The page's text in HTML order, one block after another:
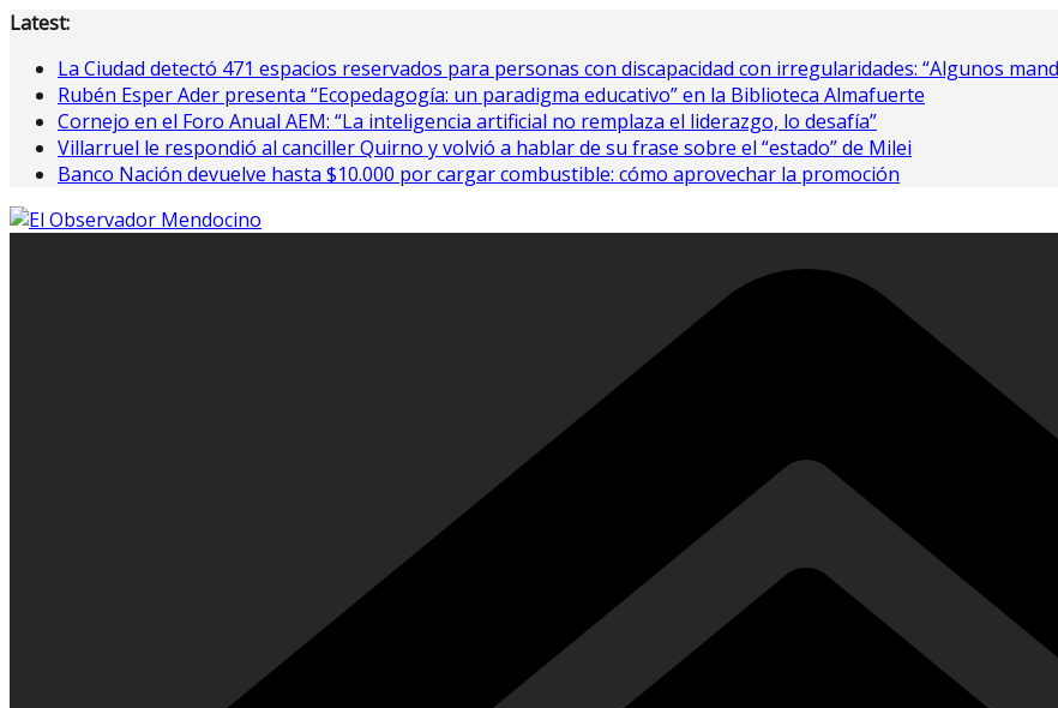
Saltar
contenido
Latest:
La Ciudad detectó 471 espacios reservados para personas con discapacidad con irregularidades: “Algunos
Rubén Esper Ader presenta “Ecopedagogía: un paradigma educativo” en la Biblioteca Almafuerte
Cornejo en el Foro Anual AEM: “La inteligencia artificial no remplaza el liderazgo, lo desafía”
Villarruel le respondió al canciller Quirno y volvió a hablar de su frase sobre el “estado” de Milei
Banco Nación devuelve hasta $10.000 por cargar combustible: cómo aprovechar la promoción